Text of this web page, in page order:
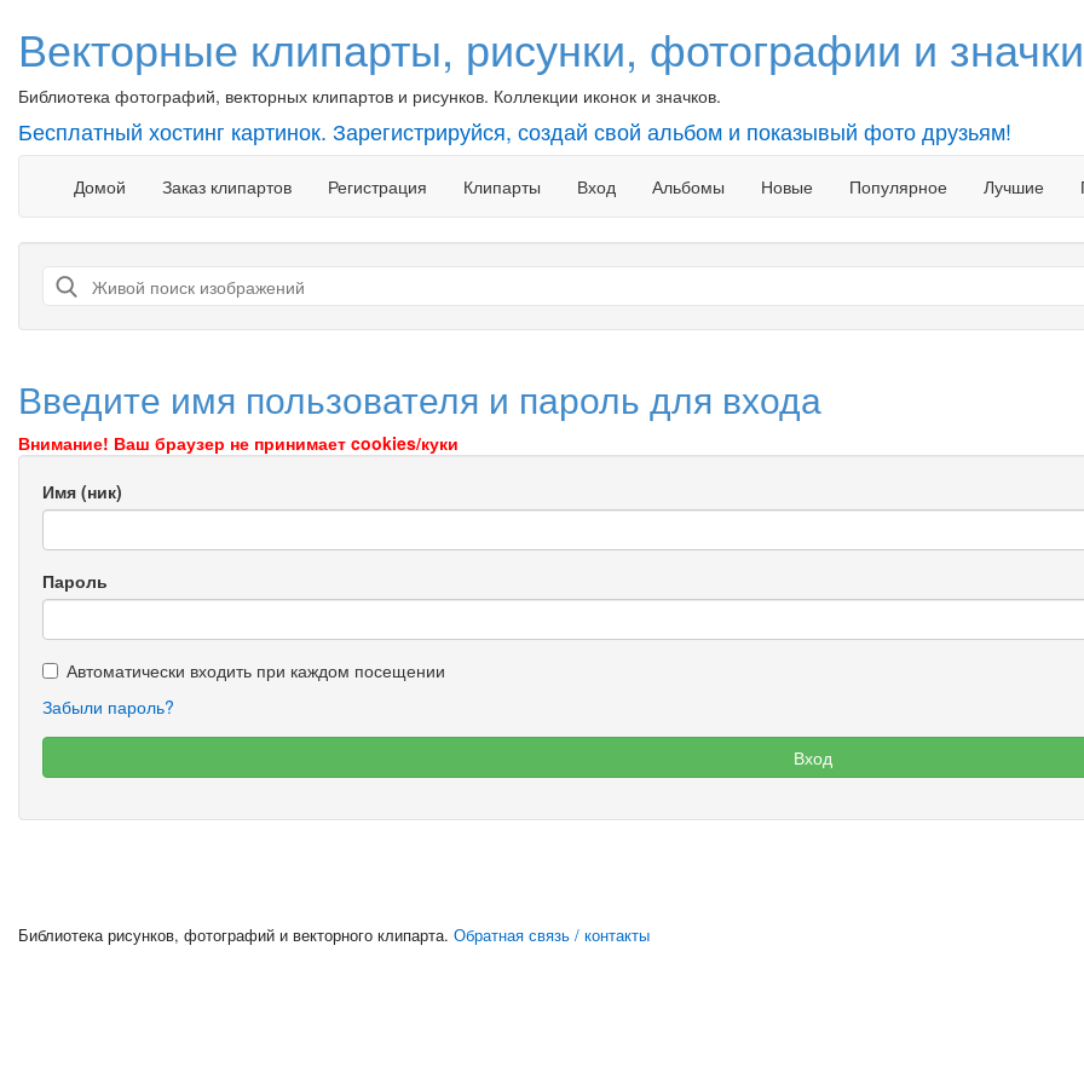
Векторные клипарты, рисунки, фотографии и
Библиотека фотографий, векторных клипартов и рисунков. Коллекции иконок и значков.
Бесплатный хостинг картинок. Зарегистрируйся, создай свой альбом и показывый фото друзьям!
Домой Заказ клипартов Регистрация Клипарты Вход Альбомы Новые Популярное Лучшие
Введите имя пользователя и пароль для входа
Внимание! Ваш браузер не принимает cookies/куки
Имя (ник)
Пароль
Автоматически входить при каждом посещении
Забыли пароль?
Библиотека рисунков, фотографий и векторного клипарта. Обратная связь / контакты